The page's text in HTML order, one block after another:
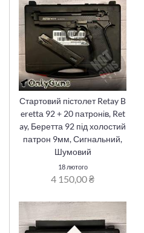
Стартовий пістолет Retay B
erettа 92 + 20 патронів, Ret
ay, Беретта 92 під холостий
патрон 9мм, Сигнальний,
Шумовий
18 лютого
4 150,00 ₴